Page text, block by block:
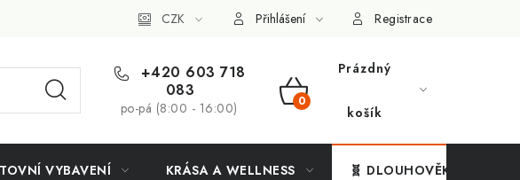
Slevový systém Vše o nákupu
CZK Přihlášení Registrace
+420 603 718
083
po-pá (8:00 - 16:00)
NÁKUPNÍ
Prázdný
košík
VYBAVENÍ KRÁSA A WELLNESS 🧬 DLOUHOVĚKOST